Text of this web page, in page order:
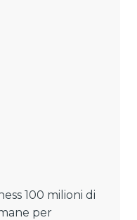
100 milioni di
per